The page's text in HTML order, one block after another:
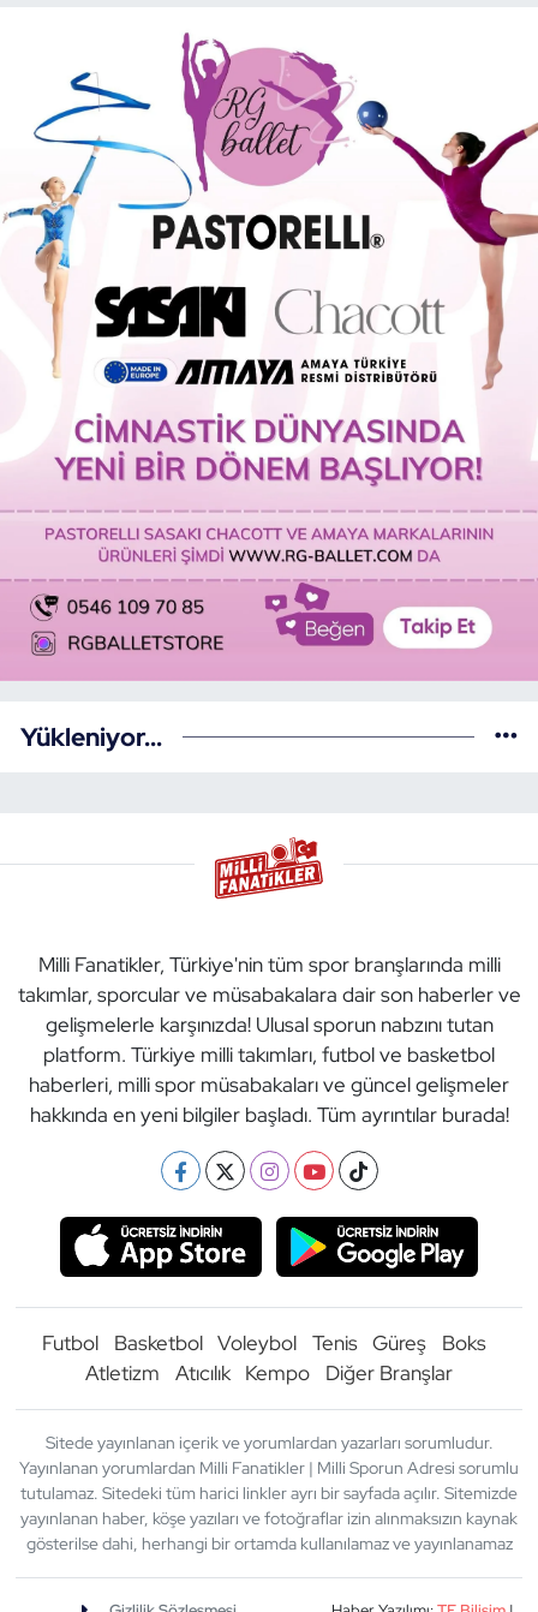
Yükleniyor...
Milli Fanatikler, Türkiye'nin tüm spor branşlarında milli
takımlar, sporcular ve müsabakalara dair son haberler ve
gelişmelerle karşınızda! Ulusal sporun nabzını tutan
platform. Türkiye milli takımları, futbol ve basketbol
haberleri, milli spor müsabakaları ve güncel gelişmeler
hakkında en yeni bilgiler başladı. Tüm ayrıntılar burada!
Futbol Basketbol Voleybol Tenis Güreş
Boks
Atletizm
Atıcılık Kempo Diğer Branşlar
Sitede yayınlanan içerik ve yorumlardan yazarları sorumludur.
Yayınlanan yorumlardan Milli Fanatikler | Milli Sporun Adresi sorumlu
tutulamaz. Sitedeki tüm harici linkler ayrı bir sayfada açılır. Sitemizde
yayınlanan haber, köşe yazıları ve fotoğraflar izin alınmaksızın kaynak
gösterilse dahi, herhangi bir ortamda kullanılamaz ve yayınlanamaz